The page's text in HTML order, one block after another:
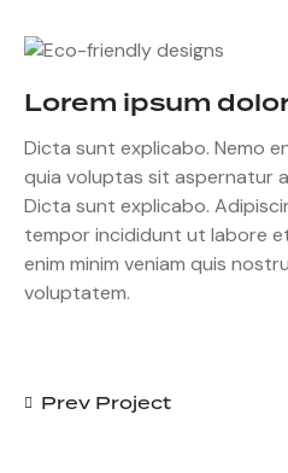
Lorem ipsum
Dicta sunt explicabo. Nemo
quia voluptas sit aspernatur
Dicta sunt explicabo.
tempor incididunt ut labore
enim minim veniam quis
voluptatem.
Prev Project